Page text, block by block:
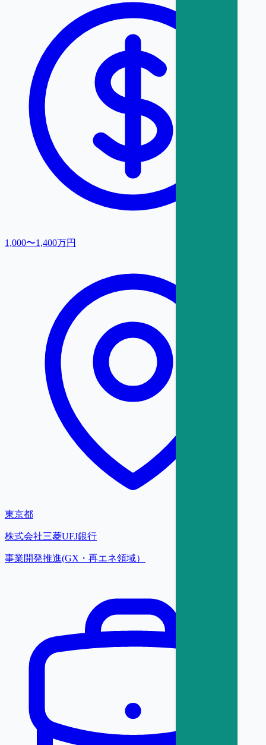
1,000〜1,400万円
東京都
株式会社三菱UFJ銀行
事業開発推進(GX・再エネ領域）